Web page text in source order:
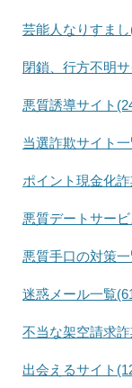
芸能人なりすまし
閉鎖、行方不明
悪質誘導サイト
当選詐欺サイト
ポイント現金化
悪質デートサー
悪質手口の対策
迷惑メール一覧
不当な架空請求
出会えるサイト